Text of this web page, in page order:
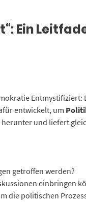
Ein
entwickelt, um
und liefert
getroffen werden?
einbringen
die politischen